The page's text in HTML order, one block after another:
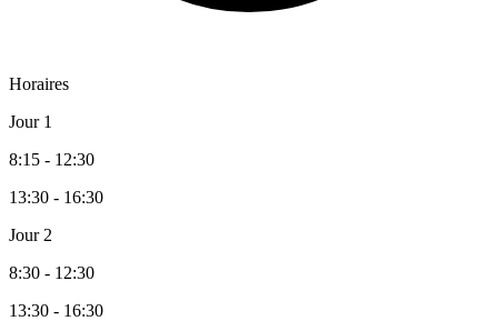
Horaires
Jour 1
8:15 - 12:30
13:30 - 16:30
Jour 2
8:30 - 12:30
13:30 - 16:30